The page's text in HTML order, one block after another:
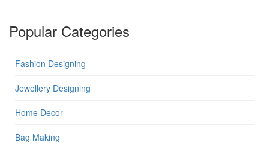
Popular Categories
Fashion Designing
Jewellery Designing
Home Decor
Bag Making